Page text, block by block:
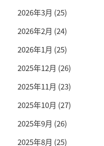
2026年3月 (25)
2026年2月 (24)
2026年1月 (25)
2025年12月 (26)
2025年11月 (23)
2025年10月 (27)
2025年9月 (26)
2025年8月 (25)